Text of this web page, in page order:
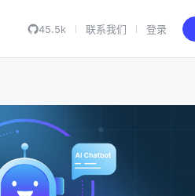
45.5k 联系我们 登录